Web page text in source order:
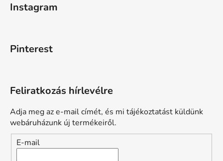
Instagram
Pinterest
Feliratkozás hírlevélre
Adja meg az e-mail címét, és mi tájékoztatást küldünk
webáruházunk új termékeiről.
E-mail